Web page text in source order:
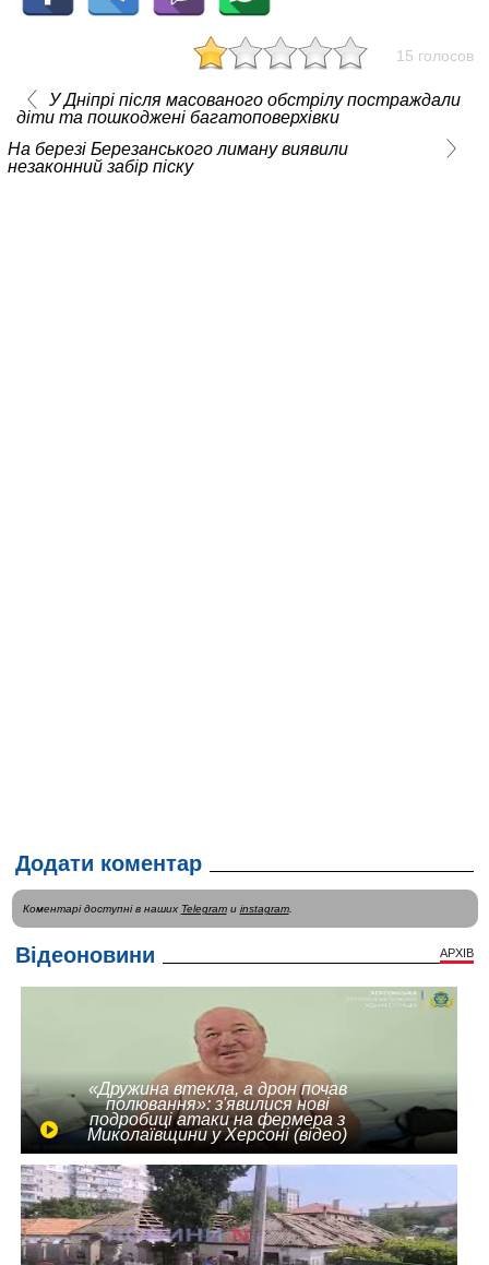
15 голосов
У Дніпрі після масованого обстрілу постраждали
діти та пошкоджені багатоповерхівки
На березі Березанського лиману виявили
незаконний забір піску
Додати коментар
Коментарі доступні в наших Telegramи instagram.
Відеоновини АРХІВ
«Дружина втекла, а дрон почав
полювання»: з'явилися нові
подробиці атаки на фермера з
Миколаївщини у Херсоні (відео)